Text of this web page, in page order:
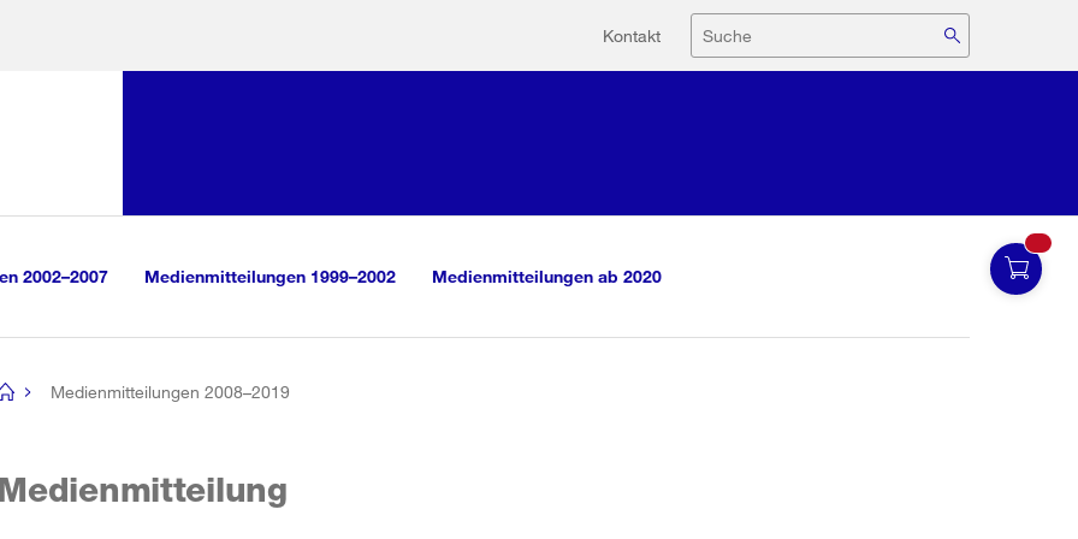
Hilfsnavigation
Kontakt Suche
2002–2007 Medienmitteilungen 1999–2002 Medienmitteilungen ab 2020
Medienmitteilungen 2008–2019